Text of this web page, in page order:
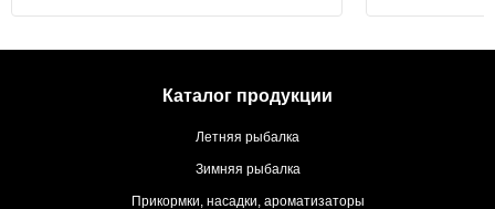
Каталог продукции
Летняя рыбалка
Зимняя рыбалка
Прикормки, насадки, ароматизаторы